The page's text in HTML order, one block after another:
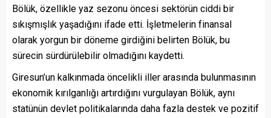
Bölük, özellikle yaz sezonu öncesi sektörün ciddi bir
sıkışmışlık yaşadığını ifade etti. İşletmelerin finansal
olarak yorgun bir döneme girdiğini belirten Bölük, bu
sürecin sürdürülebilir olmadığını kaydetti.
Giresun’un kalkınmada öncelikli iller arasında bulunmasının
ekonomik kırılganlığı artırdığını vurgulayan Bölük, aynı
statünün devlet politikalarında daha fazla destek ve pozitif